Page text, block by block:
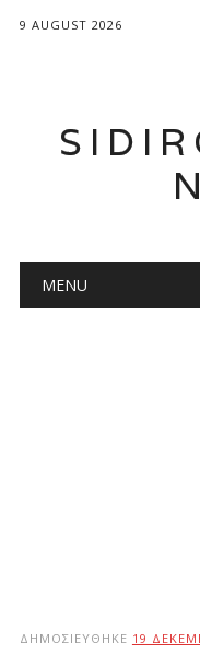
9 AUGUST 2026
Main menu
MENU
ΔΗΜΟΣΙΕΎΘΗΚΕ 19